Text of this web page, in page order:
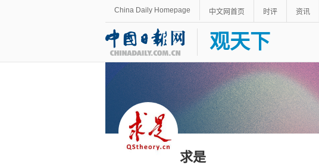
China Daily Homepage 中文网首页 时评 资讯
观天下
求是